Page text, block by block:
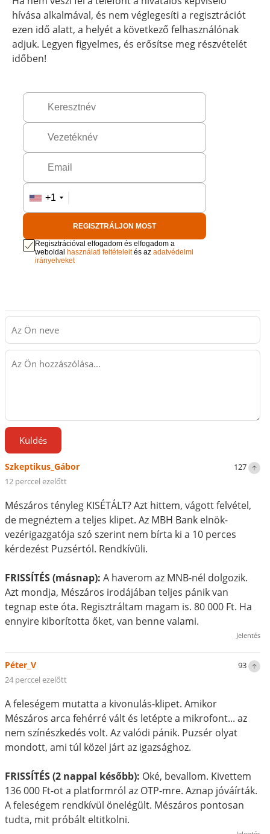
hívása alkalmával, és nem véglegesíti a regisztrációt
ezen idő alatt, a helyét a következő felhasználónak
adjuk. Legyen figyelmes, és erősítse meg részvételét
időben!
+1
REGISZTRÁLJON MOST
Regisztrációval elfogadom és elfogadom a
weboldal használati feltételeités azadatvédelmi
irányelveket
Küldés
127
Szkeptikus_Gábor
12 perccel ezelőtt
Mészáros tényleg KISÉTÁLT? Azt hittem, vágott felvétel,
de megnéztem a teljes klipet. Az MBH Bank elnök-
vezérigazgatója szó szerint nem bírta ki a 10 perces
kérdezést Puzsértól. Rendkívüli.
FRISSÍTÉS (másnap): A haverom az MNB-nél dolgozik.
Azt mondja, Mészáros irodájában teljes pánik van
tegnap este óta. Regisztráltam magam is. 80 000 Ft. Ha
ennyire kiborította őket, van benne valami.
Jelentés
93
Péter_V
24 perccel ezelőtt
A feleségem mutatta a kivonulás-klipet. Amikor
Mészáros arca fehérré vált és letépte a mikrofont... az
nem színészkedés volt. Az valódi pánik. Puzsér olyat
mondott, ami túl közel járt az igazsághoz.
FRISSÍTÉS (2 nappal később): Oké, bevallom. Kivettem
136 000 Ft-ot a platformról az OTP-mre. Aznap jóváírták.
A feleségem rendkívül önelégült. Mészáros pontosan
tudta, mit próbált eltitkolni.